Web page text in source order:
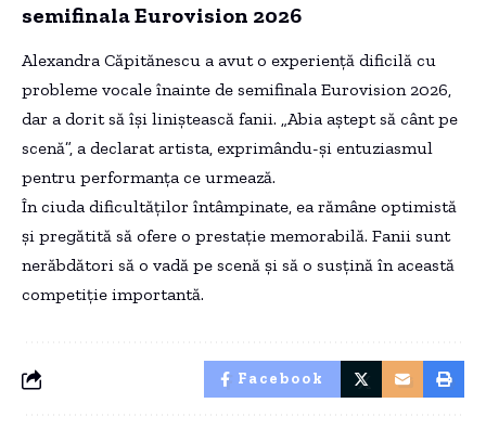
semifinala Eurovision 2026
Alexandra Căpitănescu a avut o experiență dificilă cu
probleme vocale înainte de semifinala Eurovision 2026,
dar a dorit să își liniștească fanii. „Abia aștept să cânt pe
scenă”, a declarat artista, exprimându-și entuziasmul
pentru performanța ce urmează.
În ciuda dificultăților întâmpinate, ea rămâne optimistă
și pregătită să ofere o prestație memorabilă. Fanii sunt
nerăbdători să o vadă pe scenă și să o susțină în această
competiție importantă.
Facebook